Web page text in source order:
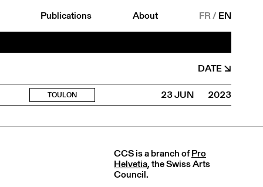
Publications About FR/ EN
DATE
TOULON 23 JUN 2023
CCS is a branch ofPro
Helvetia, the Swiss Arts
Council.